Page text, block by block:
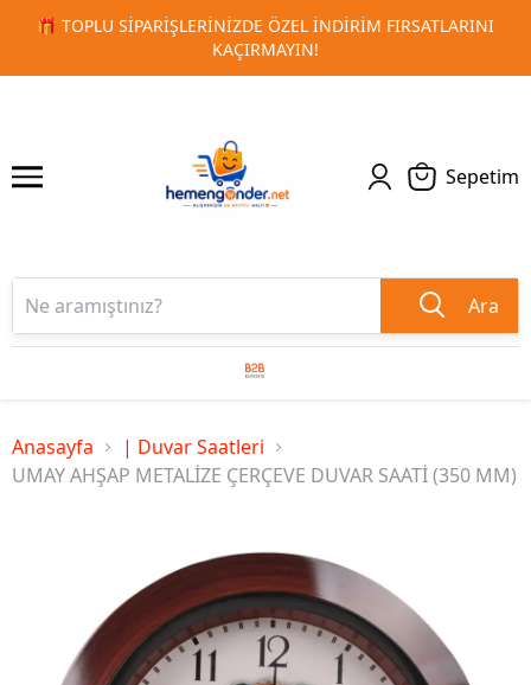
🚀 KURUMSAL PROMOSYON VE MATBAA
TESLIMAT!
1 2
Sepetim
Ara
Anasayfa
| Duvar Saatleri
UMAY AHŞAP METALİZE ÇERÇEVE DUVAR SAATİ (350 MM)